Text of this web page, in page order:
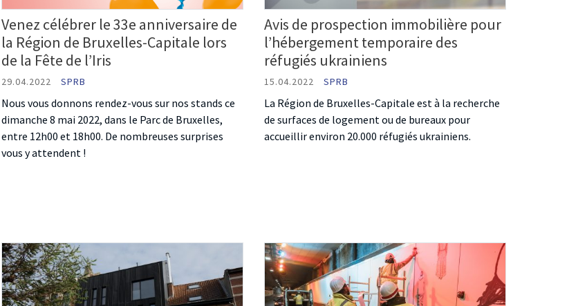
Venez célébrer le 33e anniversaire de
la Région de Bruxelles-Capitale lors
de la Fête de l’Iris
29.04.2022 SPRB
Nous vous donnons rendez-vous sur nos stands ce
dimanche 8 mai 2022, dans le Parc de Bruxelles,
entre 12h00 et 18h00. De nombreuses surprises
vous y attendent !
Avis de prospection immobilière pour
l’hébergement temporaire des
réfugiés ukrainiens
15.04.2022 SPRB
La Région de Bruxelles-Capitale est à la recherche
de surfaces de logement ou de bureaux pour
accueillir environ 20.000 réfugiés ukrainiens.